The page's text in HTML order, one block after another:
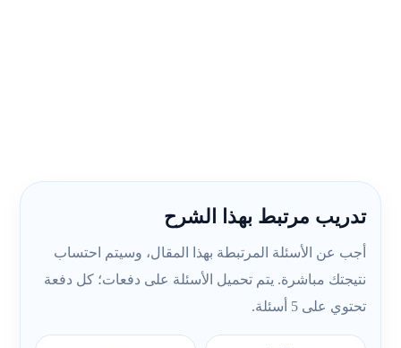
تدريب مرتبط بهذا الشرح
أجب عن الأسئلة المرتبطة بهذا المقال، وسيتم احتساب
نتيجتك مباشرة. يتم تحميل الأسئلة على دفعات؛ كل دفعة
تحتوي على 5 أسئلة.